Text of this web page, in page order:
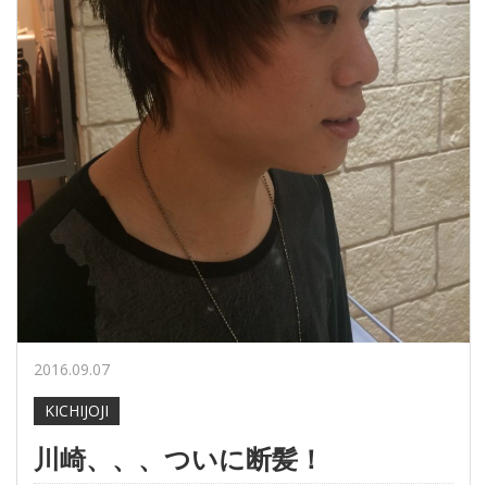
2016.09.07
KICHIJOJI
川崎、、、ついに断髪！